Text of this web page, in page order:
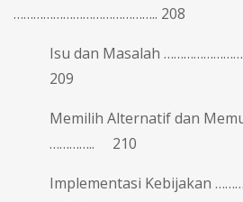
…………………………………….. 208
Isu dan Masalah
209
Memilih Alternatif dan
………….. 210
Implementasi Kebijakan